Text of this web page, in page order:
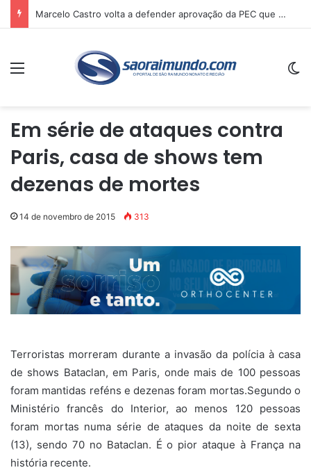
Marcelo Castro volta a defender aprovação da PEC que acaba com a escala 6×1 e avalia clima no Senado
Menu
Em série de ataques contra
Paris, casa de shows tem
dezenas de mortes
14 de novembro de 2015 313
Terroristas morreram durante a invasão da polícia à casa
de shows Bataclan, em Paris, onde mais de 100 pessoas
foram mantidas reféns e dezenas foram mortas.Segundo o
Ministério francês do Interior, ao menos 120 pessoas
foram mortas numa série de ataques da noite de sexta
(13), sendo 70 no Bataclan. É o pior ataque à França na
história recente.